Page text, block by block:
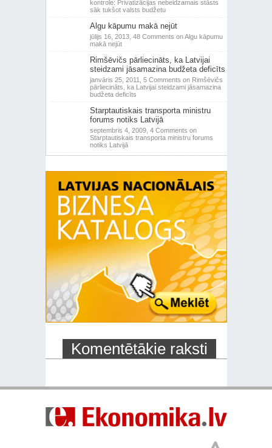
kontrole: Privatizācijas nebeidzamais stāsts
sāk tukšot valsts budžetu
Algu kāpumu makā nejūt
jūlijs 16, 2013, 48 Comments on Algu kāpumu
makā nejūt
Rimšēvičs pārliecināts, ka Latvijai
steidzami jāsamazina budžeta deficīts
janvāris 25, 2011, 5 Comments on Rimšēvičs
pārliecināts, ka Latvijai steidzami jāsamazina
budžeta deficīts
Starptautiskais transporta ministru
forums notiks Latvijā
septembris 4, 2009, 4 Comments on
Starptautiskais transporta ministru forums
notiks Latvijā
Komentētākie raksti